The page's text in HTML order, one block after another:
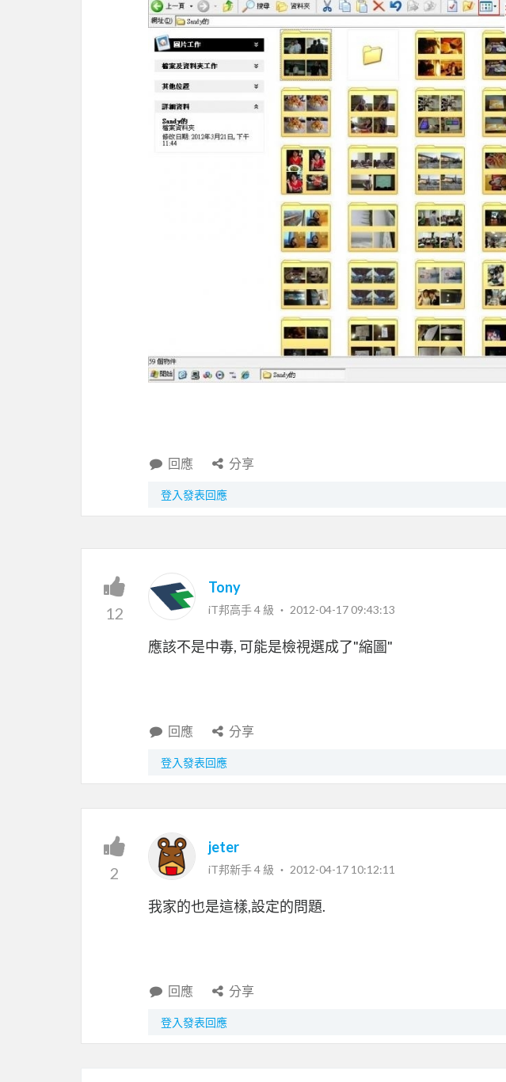
回應 分享
登入發表回應
12
Tony
iT邦高手 4 級 ‧ 2012-04-17 09:43:13
應該不是中毒, 可能是檢視選成了"縮圖"
回應 分享
登入發表回應
2
jeter
iT邦新手 4 級 ‧ 2012-04-17 10:12:11
我家的也是這樣,設定的問題.
回應 分享
登入發表回應